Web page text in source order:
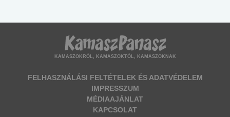
KAMASZOKRÓL, KAMASZOKTÓL, KAMASZOKNAK
FELHASZNÁLÁSI FELTÉTELEK ÉS ADATVÉDELEM
IMPRESSZUM
MÉDIAAJÁNLAT
KAPCSOLAT